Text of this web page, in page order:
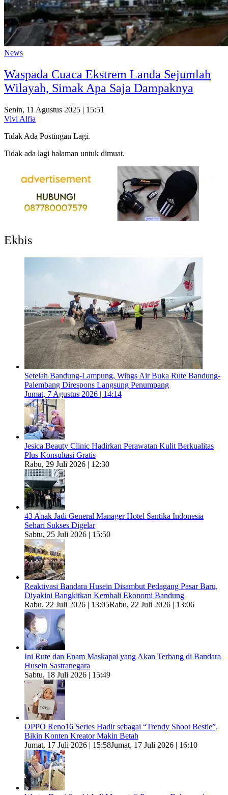
News
Waspada Cuaca Ekstrem Landa Sejumlah
Wilayah, Simak Apa Saja Dampaknya
Senin, 11 Agustus 2025 | 15:51
Vivi Alfia
Tidak Ada Postingan Lagi.
Tidak ada lagi halaman untuk dimuat.
Ekbis
Setelah Bandung-Lampung, Wings Air Buka Rute Bandung-
Palembang Direspons Langsung Penumpang
Jumat, 7 Agustus 2026 | 14:14
Jesica Beauty Clinic Hadirkan Perawatan Kulit Berkualitas
Plus Konsultasi Gratis
Rabu, 29 Juli 2026 | 12:30
43 Anak Jadi General Manager Hotel Santika Indonesia
Sehari Sukses Digelar
Sabtu, 25 Juli 2026 | 15:50
Reaktivasi Bandara Husein Disambut Pedagang Pasar Baru,
Diyakini Bangkitkan Kembali Ekonomi Bandung
Rabu, 22 Juli 2026 | 13:05Rabu, 22 Juli 2026 | 13:06
Ini Rute dan Enam Maskapai yang Akan Terbang di Bandara
Husein Sastranegara
Sabtu, 18 Juli 2026 | 15:49
OPPO Reno16 Series Hadir sebagai “Trendy Shoot Bestie”,
Bikin Konten Kreator Makin Betah
Jumat, 17 Juli 2026 | 15:58Jumat, 17 Juli 2026 | 16:10